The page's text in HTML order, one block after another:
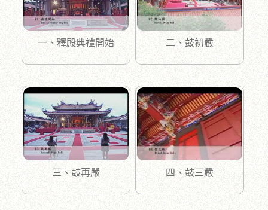
一、釋殿典禮開始 二、鼓初嚴
三、鼓再嚴 四、鼓三嚴